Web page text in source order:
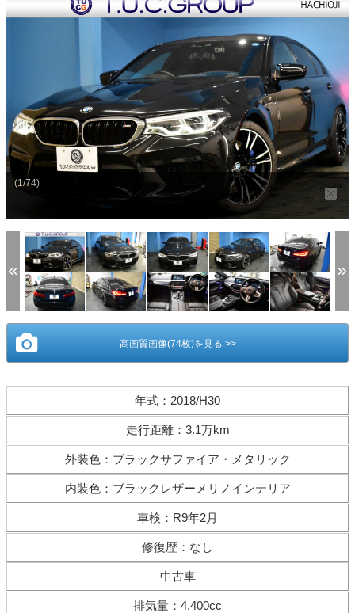
(1/74)
高画質画像(74枚)を見る >>
年式 ： 2018/H30
走行距離： 3.1万km
外装色： ブラックサファイア・メタリック
内装色： ブラックレザーメリノインテリア
車検 ： R9年2月
修復歴 ： なし
中古車
排気量 ： 4,400cc